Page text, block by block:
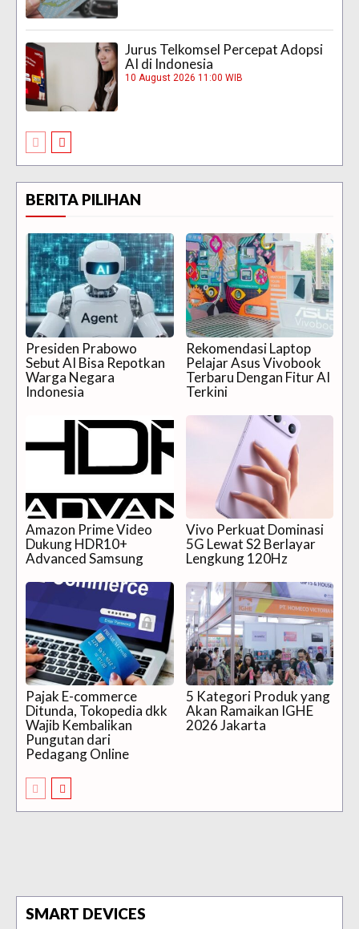
Jurus Telkomsel Percepat Adopsi
AI di Indonesia
10 August 2026 11:00 WIB
BERITA PILIHAN
Presiden Prabowo
Sebut AI Bisa Repotkan
Warga Negara
Indonesia
Rekomendasi Laptop
Pelajar Asus Vivobook
Terbaru Dengan Fitur AI
Terkini
Amazon Prime Video
Dukung HDR10+
Advanced Samsung
Vivo Perkuat Dominasi
5G Lewat S2 Berlayar
Lengkung 120Hz
Pajak E-commerce
Ditunda, Tokopedia dkk
Wajib Kembalikan
Pungutan dari
Pedagang Online
5 Kategori Produk yang
Akan Ramaikan IGHE
2026 Jakarta
SMART DEVICES